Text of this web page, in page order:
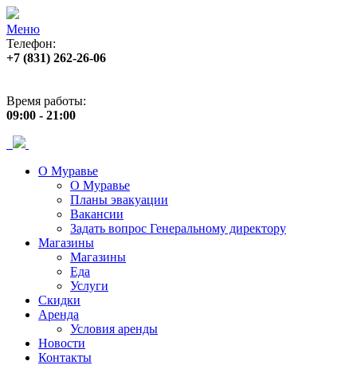
Меню
Телефон:
+7 (831) 262-26-06
Время работы:
09:00 - 21:00
О Муравье
О Муравье
Планы эвакуации
Вакансии
Задать вопрос Генеральному директору
Магазины
Магазины
Еда
Услуги
Скидки
Аренда
Условия аренды
Новости
Контакты